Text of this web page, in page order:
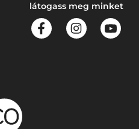
látogass meg minket